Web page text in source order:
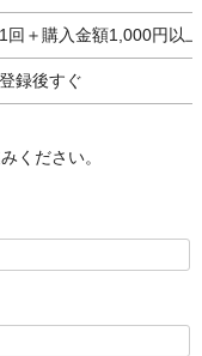
＋購入金額1,000円以上
録後すぐ
ください。